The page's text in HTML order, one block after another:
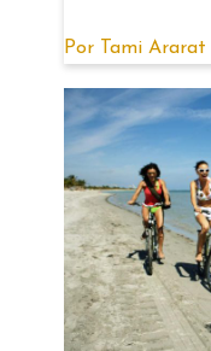
Por
Tami Ararat